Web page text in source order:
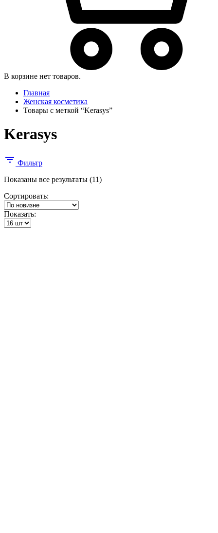
В корзине нет товаров.
Главная
Женская косметика
Товары с меткой “Kerasys”
Kerasys
Фильтр
Показаны все результаты (11)Сортировка:
Сортировать:
Показать: